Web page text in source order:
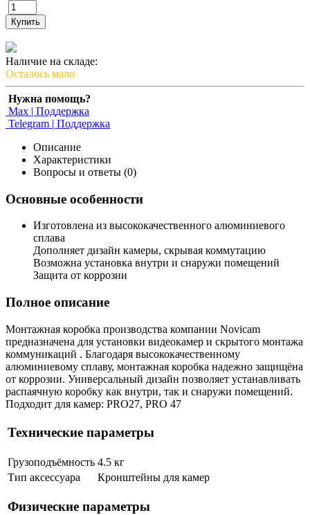
Купить
Наличие на складе:
Осталось мало
Нужна помощь?
Max | Поддержка
Telegram | Поддержка
Описание
Характеристики
Вопросы и ответы (0)
Основные особенности
Изготовлена из высококачественного алюминиевого
сплава
Дополняет дизайн камеры, скрывая коммутацию
Возможна установка внутри и снаружи помещений
Защита от коррозии
Полное описание
Монтажная коробка производства компании Novicam
предназначена для установки видеокамер и скрытого монтажа
коммуникаций . Благодаря высококачественному
алюминиевому сплаву, монтажная коробка надежно защищёна
от коррозии. Универсальный дизайн позволяет устанавливать
распаячную коробку как внутри, так и снаружи помещений.
Подходит для камер: PRO27, PRO 47
Технические параметры
Грузоподъёмность 4.5 кг
Тип аксессуара
Кронштейны для камер
Физические параметры